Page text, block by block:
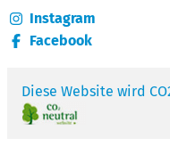
Instagram
Facebook
Diese Website wird